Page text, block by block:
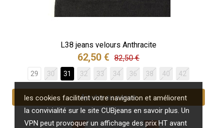
les cookies facilitent votre navigation et améliorent
la convivialité sur le site CUBjeans en savoir plus. Un
VPN peut provoquer un affichage des prix HT avant
L38 jeans velours Anthracite
62,50 € 82,50 €
29 30 31 32 33 34 36 38 40 42
Ajouter au panier